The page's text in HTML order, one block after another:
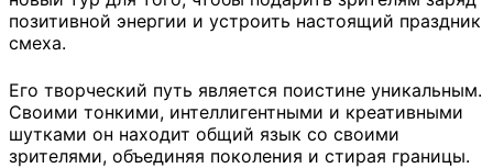
позитивной энергии и устроить настоящий праздник
смеха.
Его творческий путь является поистине уникальным.
Своими тонкими, интеллигентными и креативными
шутками он находит общий язык со своими
зрителями, объединяя поколения и стирая границы.